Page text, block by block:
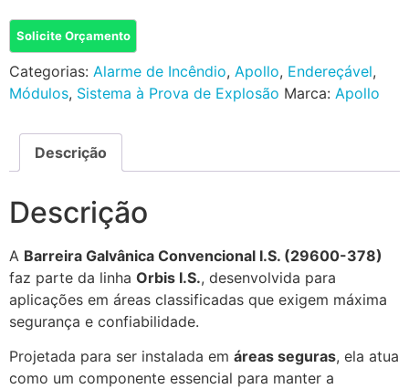
Solicite Orçamento
Categorias: Alarme de Incêndio, Apollo, Endereçável,
Módulos, Sistema à Prova de Explosão Marca: Apollo
Descrição
Descrição
A Barreira Galvânica Convencional I.S. (29600-378)
faz parte da linha Orbis I.S., desenvolvida para
aplicações em áreas classificadas que exigem máxima
segurança e confiabilidade.
Projetada para ser instalada em áreas seguras, ela atua
como um componente essencial para manter a